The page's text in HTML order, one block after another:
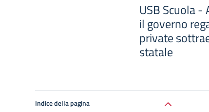
USB Scuola -
il governo
private
statale
Indice della pagina